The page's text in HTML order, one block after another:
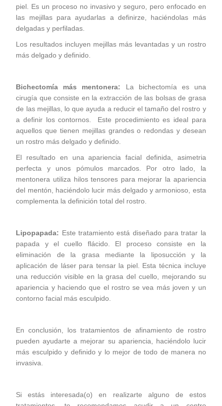
piel. Es un proceso no invasivo y seguro, pero enfocado en
las mejillas para ayudarlas a definirze, haciéndolas más
delgadas y perfiladas.
Los resultados incluyen mejillas más levantadas y un rostro
más delgado y definido.
Bichectomía más mentonera: La bichectomía es una
cirugía que consiste en la extracción de las bolsas de grasa
de las mejillas, lo que ayuda a reducir el tamaño del rostro y
a definir los contornos. Este procedimiento es ideal para
aquellos que tienen mejillas grandes o redondas y desean
un rostro más delgado y definido.
El resultado en una apariencia facial definida, asimetria
perfecta y unos pómulos marcados. Por otro lado, la
mentonera utiliza hilos tensores para mejorar la apariencia
del mentón, haciéndolo lucir más delgado y armonioso, esta
complementa la definición total del rostro.
Lipopapada: Este tratamiento está diseñado para tratar la
papada y el cuello flácido. El proceso consiste en la
eliminación de la grasa mediante la liposucción y la
aplicación de láser para tensar la piel. Esta técnica incluye
una reducción visible en la grasa del cuello, mejorando su
apariencia y haciendo que el rostro se vea más joven y un
contorno facial más esculpido.
En conclusión, los tratamientos de afinamiento de rostro
pueden ayudarte a mejorar su apariencia, haciéndolo lucir
más esculpido y definido y lo mejor de todo de manera no
invasiva.
Si estás interesada(o) en realizarte alguno de estos